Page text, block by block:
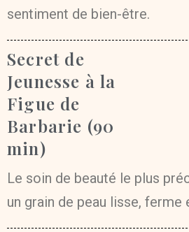
sentiment de bien-être.
Secret de
Jeunesse à la
Figue de
Barbarie (90
min)
Le soin de beauté le plus
un grain de peau lisse, ferme